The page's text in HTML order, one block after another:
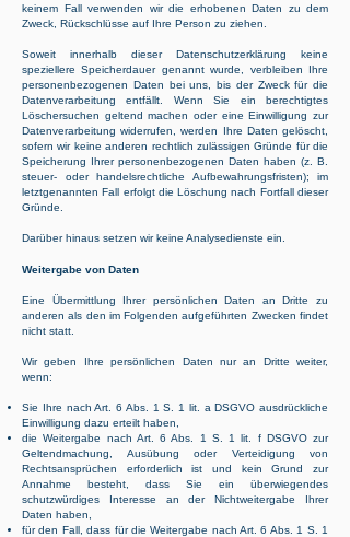
keinem Fall verwenden wir die erhobenen Daten zu dem
Zweck, Rückschlüsse auf Ihre Person zu ziehen.
Soweit innerhalb dieser Datenschutzerklärung keine
speziellere Speicherdauer genannt wurde, verbleiben Ihre
personenbezogenen Daten bei uns, bis der Zweck für die
Datenverarbeitung entfällt. Wenn Sie ein berechtigtes
Löschersuchen geltend machen oder eine Einwilligung zur
Datenverarbeitung widerrufen, werden Ihre Daten gelöscht,
sofern wir keine anderen rechtlich zulässigen Gründe für die
Speicherung Ihrer personenbezogenen Daten haben (z. B.
steuer- oder handelsrechtliche Aufbewahrungsfristen); im
letztgenannten Fall erfolgt die Löschung nach Fortfall dieser
Gründe.
Darüber hinaus setzen wir keine Analysedienste ein.
Weitergabe von Daten
Eine Übermittlung Ihrer persönlichen Daten an Dritte zu
anderen als den im Folgenden aufgeführten Zwecken findet
nicht statt.
Wir geben Ihre persönlichen Daten nur an Dritte weiter,
wenn:
Sie Ihre nach Art. 6 Abs. 1 S. 1 lit. a DSGVO ausdrückliche
Einwilligung dazu erteilt haben,
die Weitergabe nach Art. 6 Abs. 1 S. 1 lit. f DSGVO zur
Geltendmachung, Ausübung oder Verteidigung von
Rechtsansprüchen erforderlich ist und kein Grund zur
Annahme besteht, dass Sie ein überwiegendes
schutzwürdiges Interesse an der Nichtweitergabe Ihrer
Daten haben,
für den Fall, dass für die Weitergabe nach Art. 6 Abs. 1 S. 1